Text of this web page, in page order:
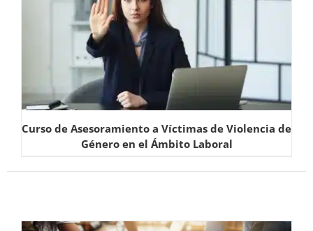
Curso de Asesoramiento a Víctimas de Violencia de
Género en el Ámbito Laboral